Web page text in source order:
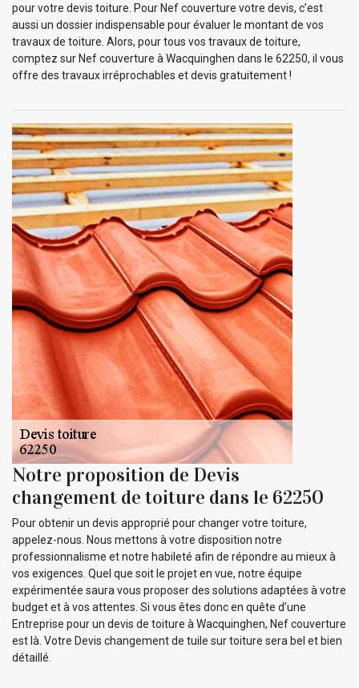
pour votre devis toiture. Pour Nef couverture votre devis, c’est
aussi un dossier indispensable pour évaluer le montant de vos
travaux de toiture. Alors, pour tous vos travaux de toiture,
comptez sur Nef couverture à Wacquinghen dans le 62250, il vous
offre des travaux irréprochables et devis gratuitement !
Notre proposition de Devis
changement de toiture dans le 62250
Pour obtenir un devis approprié pour changer votre toiture,
appelez-nous. Nous mettons à votre disposition notre
professionnalisme et notre habileté afin de répondre au mieux à
vos exigences. Quel que soit le projet en vue, notre équipe
expérimentée saura vous proposer des solutions adaptées à votre
budget et à vos attentes. Si vous êtes donc en quête d’une
Entreprise pour un devis de toiture à Wacquinghen, Nef couverture
est là. Votre Devis changement de tuile sur toiture sera bel et bien
détaillé.